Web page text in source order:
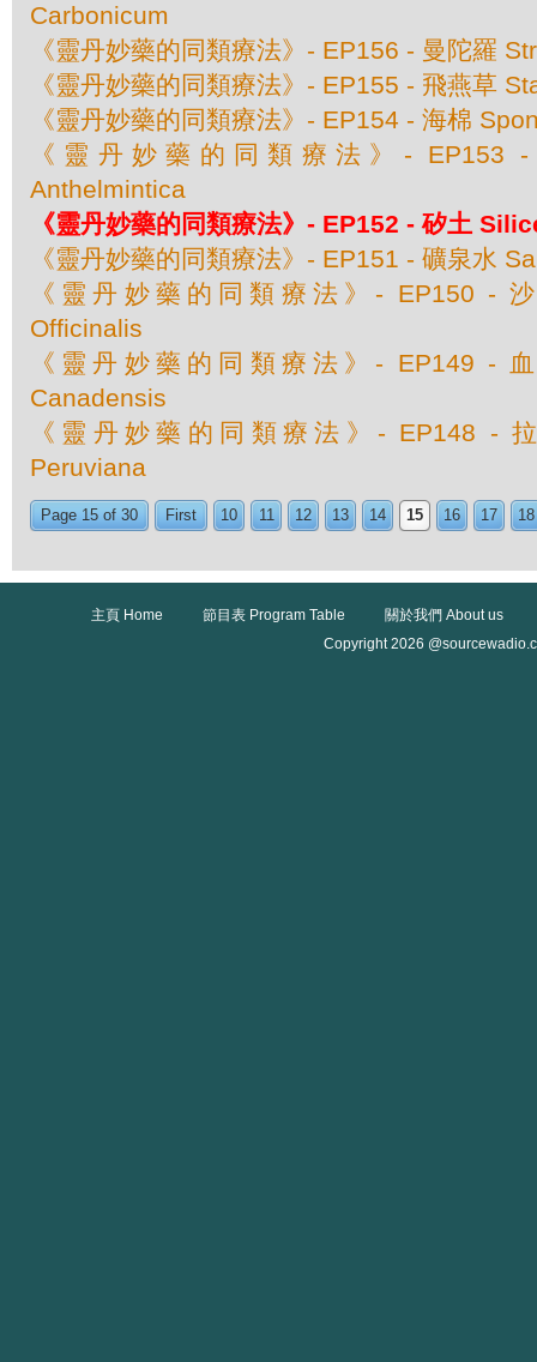
Carbonicum
《靈丹妙藥的同類療法》- EP156 - 曼陀羅
《靈丹妙藥的同類療法》- EP155 - 飛燕草
《靈丹妙藥的同類療法》- EP154 - 海棉
《靈丹妙藥的同類療法》- EP153
Anthelmintica
《靈丹妙藥的同類療法》- EP152 - 矽土
《靈丹妙藥的同類療法》- EP151 - 礦泉水
《靈丹妙藥的同類療法》- EP150 -
Officinalis
《靈丹妙藥的同類療法》- EP149 -
Canadensis
《靈丹妙藥的同類療法》- EP148 -
Peruviana
Page 15 of 30 First 10 11 12 13 14 15 16 17 18
主頁 Home 節目表 Program Table
關於我們 About us
Copyright 2026